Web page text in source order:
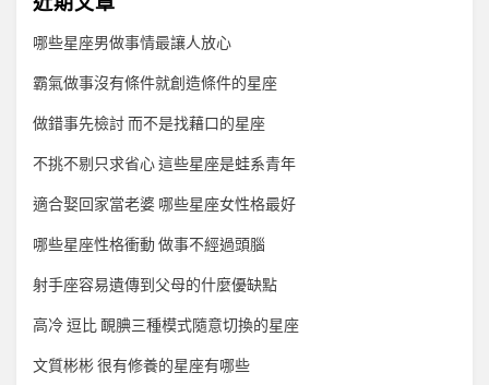
哪些星座男做事情最讓人放心
霸氣做事沒有條件就創造條件的星座
做錯事先檢討 而不是找藉口的星座
不挑不剔只求省心 這些星座是蛙系青年
適合娶回家當老婆 哪些星座女性格最好
哪些星座性格衝動 做事不經過頭腦
射手座容易遺傳到父母的什麼優缺點
高冷 逗比 靦腆三種模式隨意切換的星座
文質彬彬 很有修養的星座有哪些